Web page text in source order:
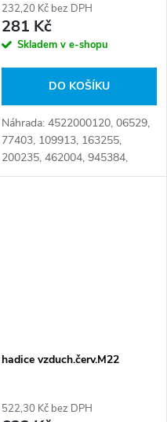
232,20 Kč bez DPH
281 Kč
Skladem v e-shopu
DO KOŠÍKU
Náhrada: 4522000120, 06529,
77403, 109913, 163255,
200235, 462004, 945384,
0109913, 0866147, 0868147,
hadice vzduch.červ.M22
522,30 Kč bez DPH